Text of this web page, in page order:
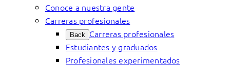
Conoce a nuestra gente
Carreras profesionales
Back Carreras profesionales
Estudiantes y graduados
Profesionales experimentados